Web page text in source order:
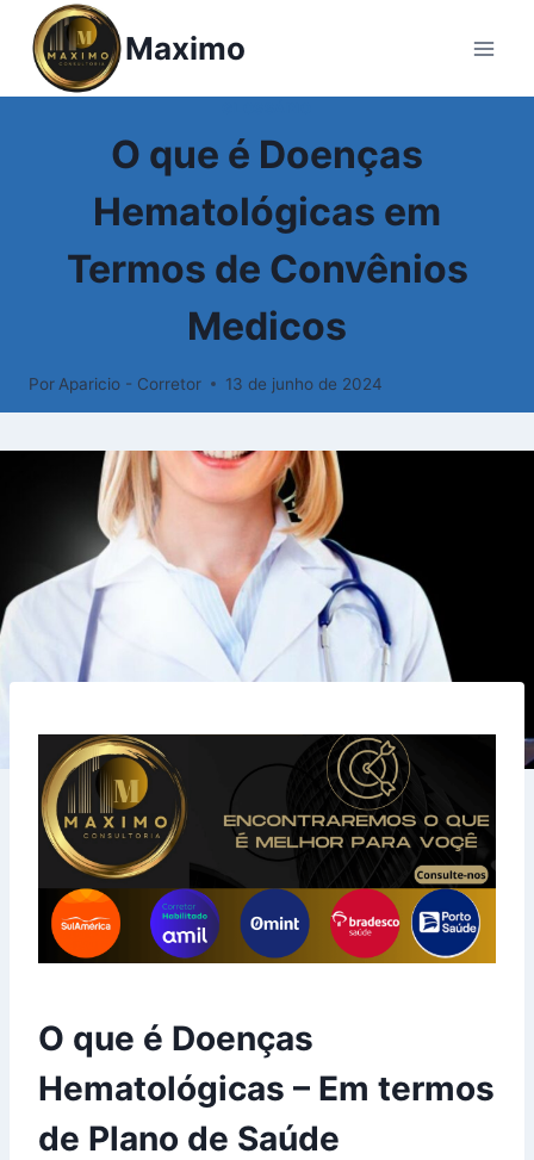
Pular
para
Maximo
O que é Doenças
Hematológicas em
Termos de Convênios
Medicos
Por Aparicio - Corretor 13 de junho de 2024
O que é Doenças
Hematológicas – Em termos
de Plano de Saúde